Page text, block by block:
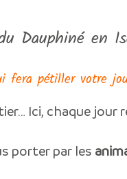
Dauphiné en
fera pétiller votre
Ici, chaque
porter par les